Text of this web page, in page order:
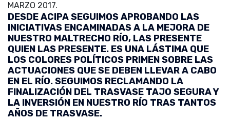
MARZO 2017.
DESDE ACIPA SEGUIMOS APROBANDO LAS
INICIATIVAS ENCAMINADAS A LA MEJORA DE
NUESTRO MALTRECHO RÍO, LAS PRESENTE
QUIEN LAS PRESENTE. ES UNA LÁSTIMA QUE
LOS COLORES POLÍTICOS PRIMEN SOBRE LAS
ACTUACIONES QUE SE DEBEN LLEVAR A CABO
EN EL RÍO. SEGUIMOS RECLAMANDO LA
FINALIZACIÓN DEL TRASVASE TAJO SEGURA Y
LA INVERSIÓN EN NUESTRO RÍO TRAS TANTOS
AÑOS DE TRASVASE.